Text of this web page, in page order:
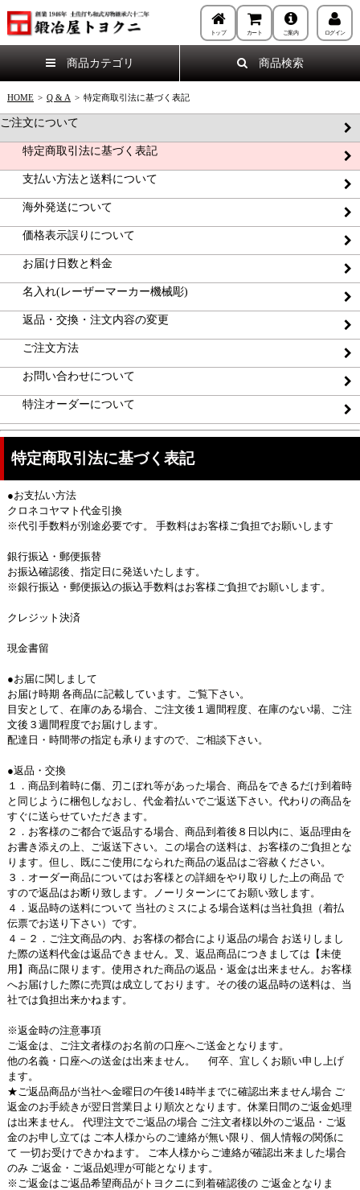
トップ カート ご案内 ログイン
商品カテゴリ 商品検索
HOME > Q & A > 特定商取引法に基づく表記
ご注文について
特定商取引法に基づく表記
支払い方法と送料について
海外発送について
価格表示誤りについて
お届け日数と料金
名入れ(レーザーマーカー機械彫)
返品・交換・注文内容の変更
ご注文方法
お問い合わせについて
特注オーダーについて
特定商取引法に基づく表記
●お支払い方法
クロネコヤマト代金引換
※代引手数料が別途必要です。 手数料はお客様ご負担でお願いします
銀行振込・郵便振替
お振込確認後、指定日に発送いたします。
※銀行振込・郵便振込の振込手数料はお客様ご負担でお願いします。
クレジット決済
現金書留
●お届に関しまして
お届け時期 各商品に記載しています。ご覧下さい。
目安として、在庫のある場合、ご注文後１週間程度、在庫のない場、ご注
文後３週間程度でお届けします。
配達日・時間帯の指定も承りますので、ご相談下さい。
●返品・交換
１．商品到着時に傷、刃こぼれ等があった場合、商品をできるだけ到着時
と同じように梱包しなおし、代金着払いでご返送下さい。代わりの商品を
すぐに送らせていただきます。
２．お客様のご都合で返品する場合、商品到着後８日以内に、返品理由を
お書き添えの上、ご返送下さい。この場合の送料は、お客様のご負担とな
ります。但し、既にご使用になられた商品の返品はご容赦ください。
３．オーダー商品についてはお客様との詳細をやり取りした上の商品 で
すので返品はお断り致します。ノーリターンにてお願い致します。
４．返品時の送料について 当社のミスによる場合送料は当社負担（着払
伝票でお送り下さい）です。
４－２．ご注文商品の内、お客様の都合により返品の場合 お送りしまし
た際の送料代金は返品できません。叉、返品商品につきましては【未使
用】商品に限ります。使用された商品の返品・返金は出来ません。お客様
へお届けした際に売買は成立しております。その後の返品時の送料は、当
社では負担出来かねます。
※返金時の注意事項
ご返金は、ご注文者様のお名前の口座へご送金となります。
他の名義・口座への送金は出来ません。 何卒、宜しくお願い申し上げ
ます。
★ご返品商品が当社へ金曜日の午後14時半までに確認出来ません場合 ご
返金のお手続きが翌日営業日より順次となります。休業日間のご返金処理
は出来ません。 代理注文でご返品の場合 ご注文者様以外のご返品・ご返
金のお申し立ては ご本人様からのご連絡が無い限り、個人情報の関係に
て 一切お受けできかねます。 ご本人様からご連絡が確認出来ました場合
のみ ご返金・ご返品処理が可能となります。
※ご返金はご返品希望商品がトヨクニに到着確認後の ご返金となりま